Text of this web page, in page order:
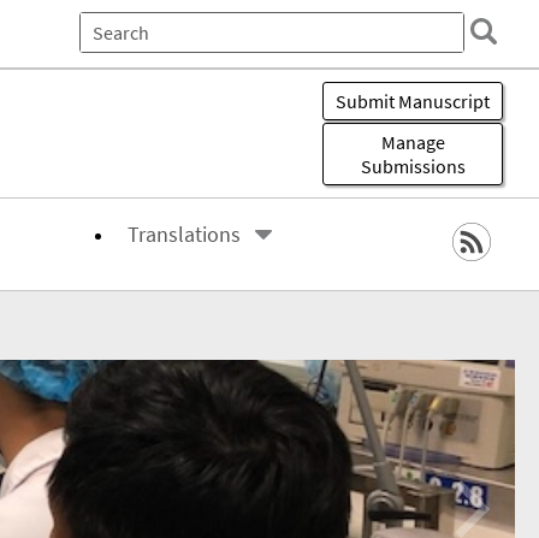
All of eScholarship
Submit Manuscript
Manage
Submissions
Translations